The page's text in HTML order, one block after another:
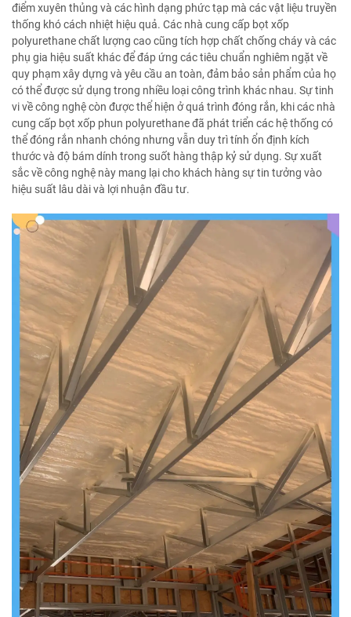
điểm xuyên thủng và các hình dạng phức tạp mà các vật liệu truyền
thống khó cách nhiệt hiệu quả. Các nhà cung cấp bọt xốp
polyurethane chất lượng cao cũng tích hợp chất chống cháy và các
phụ gia hiệu suất khác để đáp ứng các tiêu chuẩn nghiêm ngặt về
quy phạm xây dựng và yêu cầu an toàn, đảm bảo sản phẩm của họ
có thể được sử dụng trong nhiều loại công trình khác nhau. Sự tinh
vi về công nghệ còn được thể hiện ở quá trình đóng rắn, khi các nhà
cung cấp bọt xốp phun polyurethane đã phát triển các hệ thống có
thể đóng rắn nhanh chóng nhưng vẫn duy trì tính ổn định kích
thước và độ bám dính trong suốt hàng thập kỷ sử dụng. Sự xuất
sắc về công nghệ này mang lại cho khách hàng sự tin tưởng vào
hiệu suất lâu dài và lợi nhuận đầu tư.